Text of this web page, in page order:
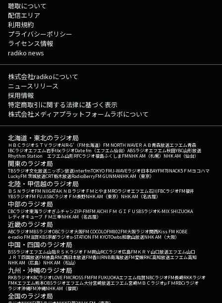
聴取について
配信エリア
利用規約
プライバシーポリシー
ライセンス情報
radiko news
株式会社radikoについて
ニュースリリース
採用情報
特定商取引に関する法律に基づく表示
株式会社メディアプラットフォームラボについて
北海道・東北のラジオ局
ＨＢＣラジオＳＴＶラジオAIR-G'（FM北海道） FM NORTH WAVEＲＡＢ青森放送エフエム青森
IBCラジオエフエム岩手tbcラジオDate fm（エフエム仙台） ABSラジオエフエム秋田YBC山形放送
Rhythm Station エフエム山形RFCラジオ福島ふくしまFMNHK AM（札幌） NHK AM（仙台）
関東のラジオ局
TBSラジオ文化放送ニッポン放送interfmTOKYO FMJ-WAVEラジオ日本BAYFM78NACK5 ＦＭヨコハマ
LuckyFM 茨城放送CRT栃木放送RadioBerryFM GUNMANHK AM（東京）
北陸・甲信越のラジオ局
ＢＳＮラジオFM NIIGATAＫＮＢラジオ ＦＭとやまMROラジオエフエム石川FBCラジオFM福井
YBSラジオFM FUJISBCラジオ ＦＭ長野NHK AM（東京） NHK AM（名古屋）
中部のラジオ局
CBCラジオ東海ラジオぎふチャンZIP-FMFM AICHI ＦＭ ＧＩＦＵ SBSラジオK-MIX SHIZUOKA
レディオキューブ ＦＭ三重NHK AM（名古屋）
近畿のラジオ局
ABCラジオMBSラジオOBCラジオ大阪FM COCOLOFM802FM大阪ラジオ関西Kiss FM KOBE
e-radio FM滋賀KBS京都ラジオα-STATION FM KYOTOwbs和歌山放送NHK AM（大阪）
中国・四国のラジオ局
BSSラジオエフエム山陰ＲＳＫラジオ ＦＭ岡山RCCラジオ広島FM ＫＲＹ山口放送エフエム山口
ＪＲＴ四国放送FM徳島RNC西日本放送FM香川RNB南海放送FM愛媛RKC高知放送エフエム高知
NHK AM（広島） NHK AM（松山）
九州・沖縄のラジオ局
RKBラジオKBCラジオLOVE FMCROSS FMFM FUKUOKAエフエム佐賀NBCラジオFM長崎RKKラジオ
FMKエフエム熊本OBSラジオエフエム大分宮崎放送エフエム宮崎ＭＢＣラジオμＦＭRBCiラジオ
ラジオ沖縄FM沖縄NHK AM（福岡）
全国のラジオ局